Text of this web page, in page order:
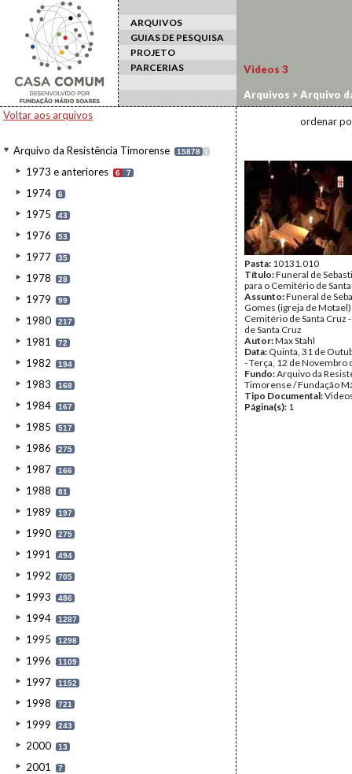
ARQUIVOS
GUIAS DE PESQUISA
PROJETO
PARCERIAS
Voltar aos arquivos
Arquivo da Resistência Timorense 15878 I
1973 e anteriores 6 7
1974 6
1975 43
1976 53
1977 35
1978 28
1979 99
1980 217
1981 72
1982 194
1983 168
1984 167
1985 517
1986 275
1987 166
1988 81
1989 197
1990 275
1991 494
1992 705
1993 486
1994 1287
1995 1298
1996 1109
1997 1152
1998 721
1999 243
2000 13
2001 7
Videos 3
Arquivos >Arquivo
2012
ordenar
Pasta: 10131.010
Título:Funeral de
para o Cemitério de
Assunto:Funeral de
Gomes (igreja de
Cemitério de Santa Cruz
de Santa Cruz
Autor:Max Stahl
Data: Quinta, 31 de
- Terça, 12 de Novembro
Fundo:Arquivo da
Timorense / Fundação
Tipo Documental:
Página(s): 1